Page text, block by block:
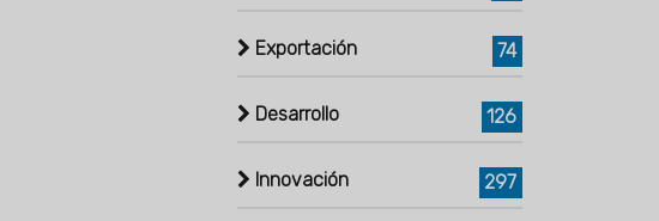
Exportación 74
Desarrollo 126
Innovación 297